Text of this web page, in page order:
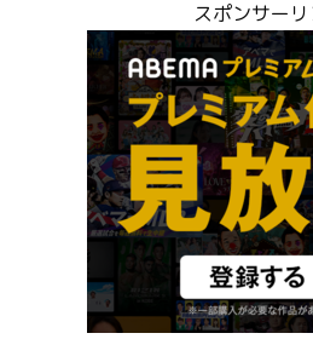
スポンサー